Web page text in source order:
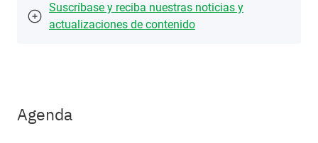
Suscríbase y reciba nuestras noticias y
actualizaciones de contenido
Agenda